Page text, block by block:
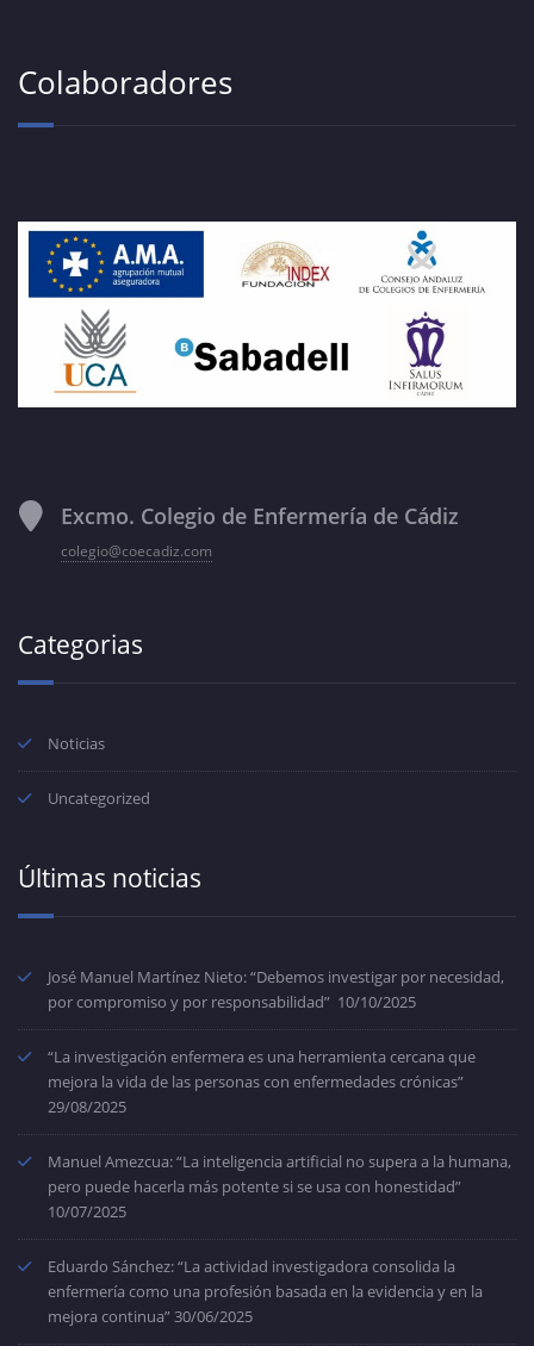
Colaboradores
Excmo. Colegio de Enfermería de Cádiz
colegio@coecadiz.com
Categorias
Noticias
Uncategorized
Últimas noticias
José Manuel Martínez Nieto: “Debemos investigar por necesidad,
por compromiso y por responsabilidad” 10/10/2025
“La investigación enfermera es una herramienta cercana que
mejora la vida de las personas con enfermedades crónicas”
29/08/2025
Manuel Amezcua: “La inteligencia artificial no supera a la humana,
pero puede hacerla más potente si se usa con honestidad”
10/07/2025
Eduardo Sánchez: “La actividad investigadora consolida la
enfermería como una profesión basada en la evidencia y en la
mejora continua”30/06/2025